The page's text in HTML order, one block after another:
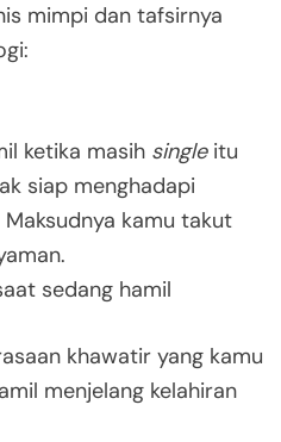
mimpi dan tafsirnya
ketika masih single itu
siap menghadapi
kamu takut
sedang hamil
khawatir yang kamu
menjelang kelahiran